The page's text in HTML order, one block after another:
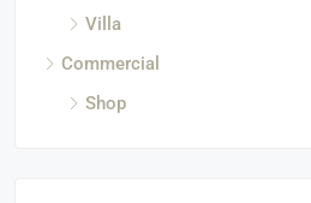
Villa
Commercial
Shop